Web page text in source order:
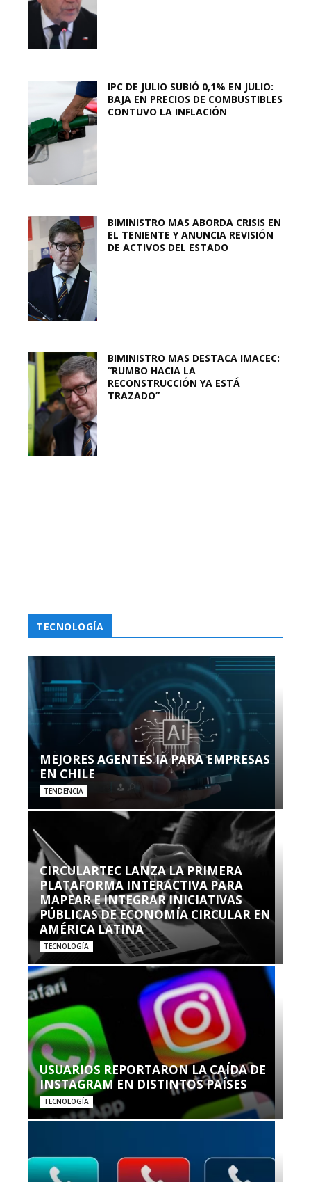
IPC DE JULIO SUBIÓ 0,1% EN JULIO:
BAJA EN PRECIOS DE COMBUSTIBLES
CONTUVO LA INFLACIÓN
BIMINISTRO MAS ABORDA CRISIS EN
EL TENIENTE Y ANUNCIA REVISIÓN
DE ACTIVOS DEL ESTADO
BIMINISTRO MAS DESTACA IMACEC:
“RUMBO HACIA LA
RECONSTRUCCIÓN YA ESTÁ
TRAZADO”
TECNOLOGÍA
MEJORES AGENTES IA PARA EMPRESAS
EN CHILE
TENDENCIA
CIRCULARTEC LANZA LA PRIMERA
PLATAFORMA INTERACTIVA PARA
MAPEAR E INTEGRAR INICIATIVAS
PÚBLICAS DE ECONOMÍA CIRCULAR EN
AMÉRICA LATINA
TECNOLOGÍA
USUARIOS REPORTARON LA CAÍDA DE
INSTAGRAM EN DISTINTOS PAÍSES
TECNOLOGÍA